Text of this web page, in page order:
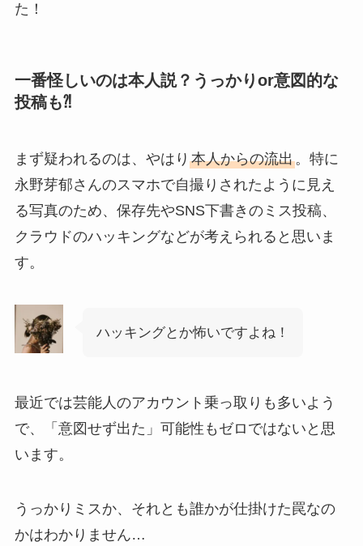
た！
一番怪しいのは本人説？うっかりor意図的な
投稿も⁈
まず疑われるのは、やはり 本人からの流出。特に
永野芽郁さんのスマホで自撮りされたように見え
る写真のため、保存先やSNS下書きのミス投稿、
クラウドのハッキングなどが考えられると思いま
す。
ハッキングとか怖いですよね！
最近では芸能人のアカウント乗っ取りも多いよう
で、「意図せず出た」可能性もゼロではないと思
います。
うっかりミスか、それとも誰かが仕掛けた罠なの
かはわかりません…